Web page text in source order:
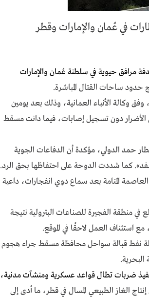
في عُمان والإمارات وقطر
مرافق حيوية في سلطنة عُمان والإمارات
حدود ساحات القتال المباشرة.
وكالة الأنباء العمانية، وذلك بعد يومين
الأضرار دون تسجيل إصابات، فيما دانت مسقط
حمد الدولي، مؤكدة أن الدفاعات الجوية
كما شددت الدوحة على احتفاظها بحق الرد.
العاصمة المنامة بعد سماع دوي انفجارات، داعية
منطقة الفجيرة للصناعات البترولية نتيجة
استئناف العمل لاحقًا في الموقع.
نفط قبالة سواحل محافظة مسقط جراء هجوم
ضربات تطال قواعد عسكرية ومنشآت مدنية،
الغاز الطبيعي المسال في قطر، ما أدى إلى